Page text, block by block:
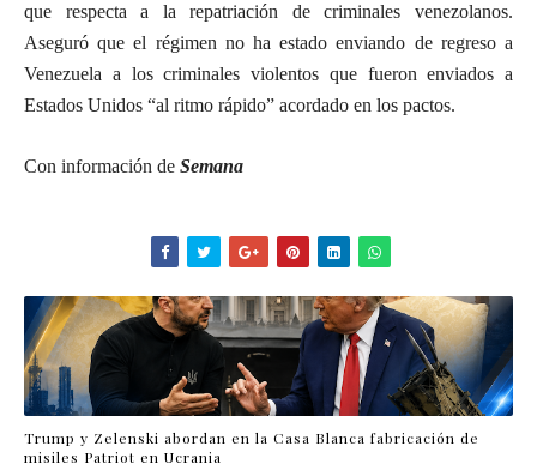
que respecta a la repatriación de criminales venezolanos.
Aseguró que el régimen no ha estado enviando de regreso a
Venezuela a los criminales violentos que fueron enviados a
Estados Unidos “al ritmo rápido” acordado en los pactos.
Con información de Semana
Trump y Zelenski abordan en la Casa Blanca fabricación de
misiles Patriot en Ucrania